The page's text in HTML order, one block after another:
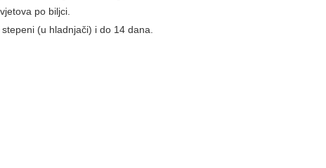
po biljci.
(u hladnjači) i do 14 dana.